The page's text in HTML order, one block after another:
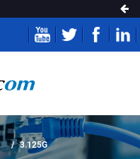
3.125G